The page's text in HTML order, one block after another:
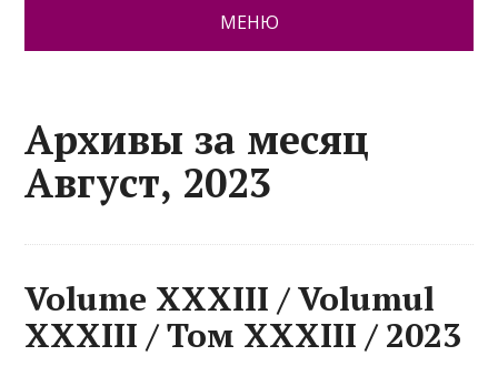
МЕНЮ
Архивы за месяц
Август, 2023
Volume XXXIII / Volumul
XXXIII / Том XXXIII / 2023